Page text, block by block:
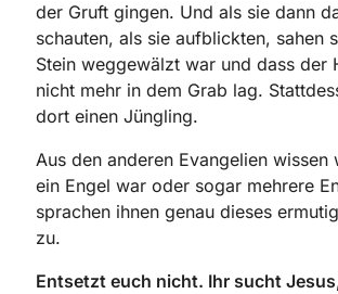
der Gruft gingen. Und als sie dann
schauten, als sie aufblickten, sahen
Stein weggewälzt war und dass der
nicht mehr in dem Grab lag.
dort einen Jüngling.
Aus den anderen Evangelien wissen
ein Engel war oder sogar mehrere
sprachen ihnen genau dieses
zu.
Entsetzt euch nicht. Ihr sucht